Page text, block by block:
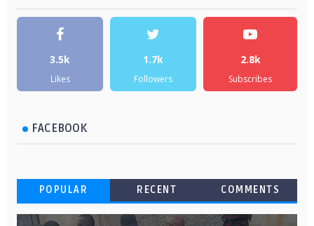
3.5k
Likes
1.7k
Followers
2.8k
Subscribes
FACEBOOK
POPULAR RECENT COMMENTS